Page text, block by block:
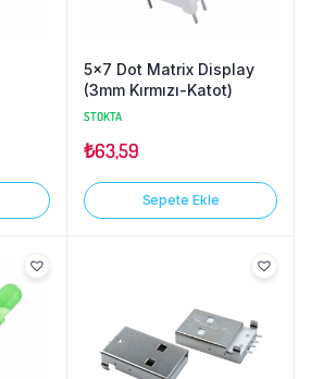
5×7 Dot Matrix Display
(3mm Kırmızı-Katot)
STOKTA
₺63,59
Sepete Ekle